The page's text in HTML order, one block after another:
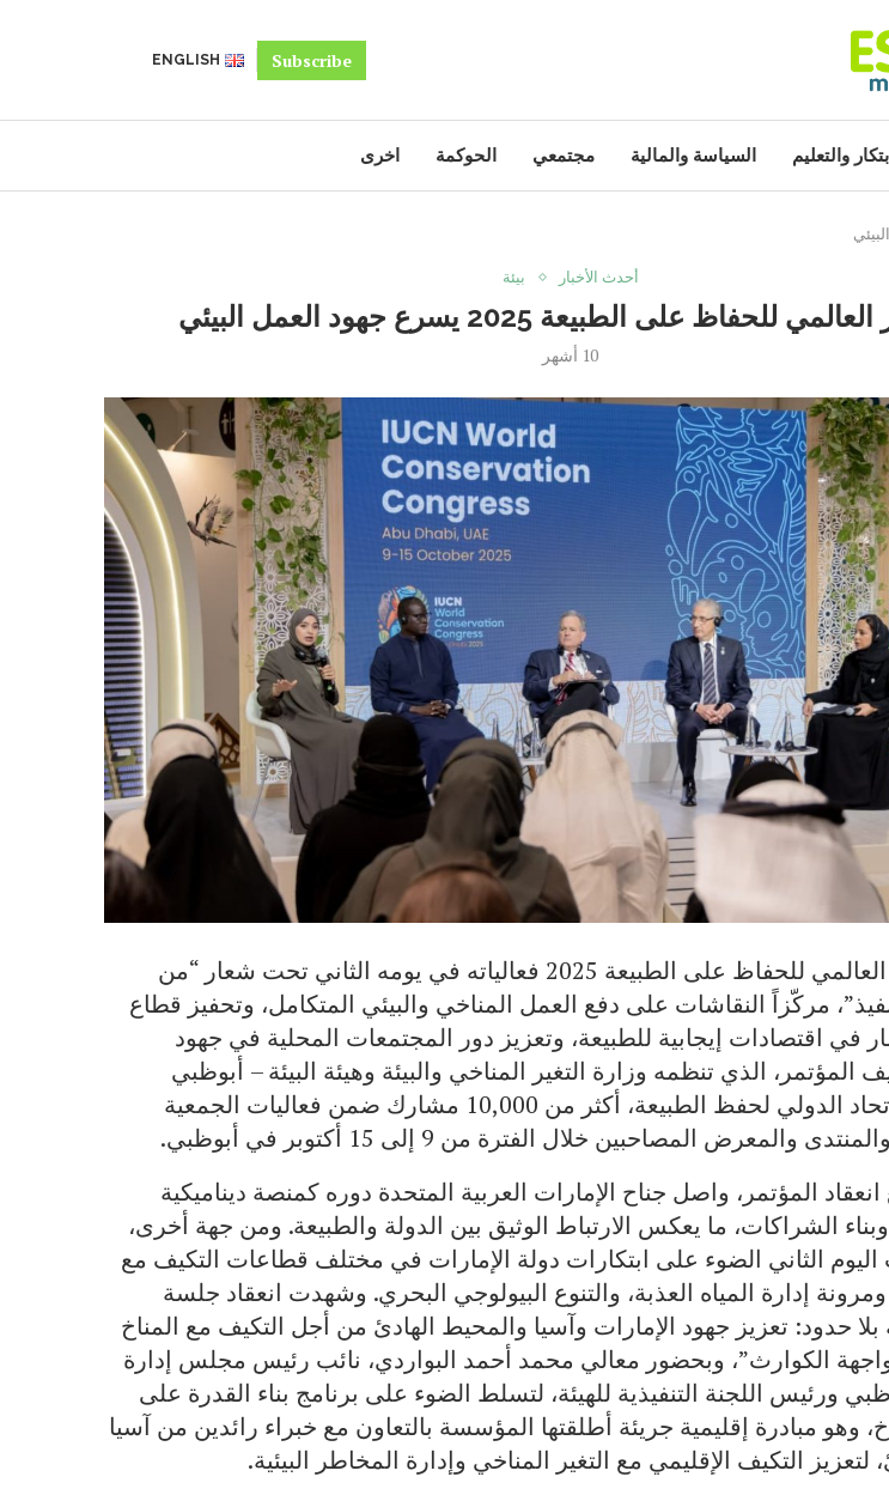
Subscribe
ENGLISH
والتعليم السياسة والمالية مجتمعي الحوكمة اخرى
أحدث الأخبار
بيئة
للحفاظ على الطبيعة 2025 يسرع جهود العمل البيئي
10 أشهر
واصل المؤتمر العالمي للحفاظ على الطبيعة 2025 فعالياته في يومه الثاني تحت شعار “من
مركّزاً النقاشات على دفع العمل المناخي والبيئي المتكامل، وتحفيز قطاع
في اقتصادات إيجابية للطبيعة، وتعزيز دور المجتمعات المحلية في جهود
الذي تنظمه وزارة التغير المناخي والبيئة وهيئة البيئة – أبوظبي
بالشراكة مع الاتحاد الدولي لحفظ الطبيعة، أكثر من 10,000 مشارك ضمن فعاليات الجمعية
والمعرض المصاحبين خلال الفترة من 9 إلى 15 أكتوبر في أبوظبي.
المؤتمر، واصل جناح الإمارات العربية المتحدة دوره كمنصة ديناميكية
الشراكات، ما يعكس الارتباط الوثيق بين الدولة والطبيعة. ومن جهة أخرى،
الثاني الضوء على ابتكارات دولة الإمارات في مختلف قطاعات التكيف مع
ومرونة إدارة المياه العذبة، والتنوع البيولوجي البحري. وشهدت انعقاد جلسة
بلا حدود: تعزيز جهود الإمارات وآسيا والمحيط الهادئ من أجل التكيف مع المناخ
الكوارث”، وبحضور معالي محمد أحمد البواردي، نائب رئيس مجلس إدارة
ورئيس اللجنة التنفيذية للهيئة، لتسلط الضوء على برنامج بناء القدرة على
وهو مبادرة إقليمية جريئة أطلقتها المؤسسة بالتعاون مع خبراء رائدين من آسيا
لتعزيز التكيف الإقليمي مع التغير المناخي وإدارة المخاطر البيئية.